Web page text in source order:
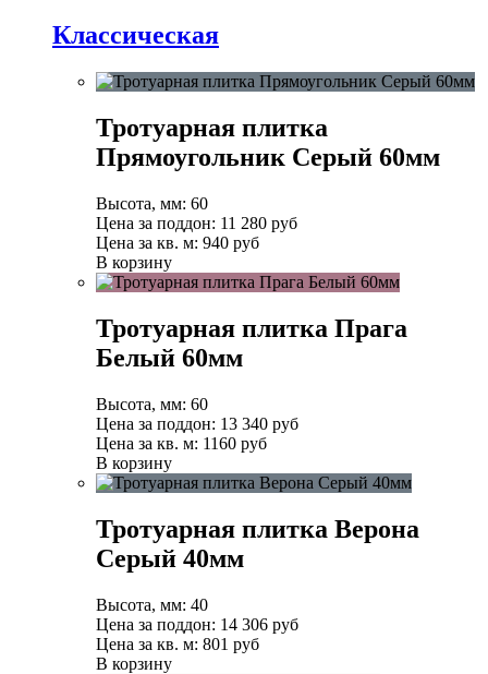
Классическая
Тротуарная плитка
Прямоугольник Серый 60мм
Высота, мм: 60
Цена за поддон: 11 280 руб
Цена за кв. м: 940 руб
В корзину
Тротуарная плитка Прага
Белый 60мм
Высота, мм: 60
Цена за поддон: 13 340 руб
Цена за кв. м: 1160 руб
В корзину
Тротуарная плитка Верона
Серый 40мм
Высота, мм: 40
Цена за поддон: 14 306 руб
Цена за кв. м: 801 руб
В корзину